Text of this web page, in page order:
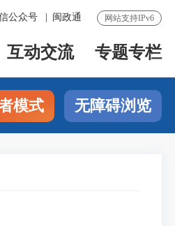
网站支持IPv6
公众号 闽政通
互动交流 专题专栏
模式 无障碍浏览